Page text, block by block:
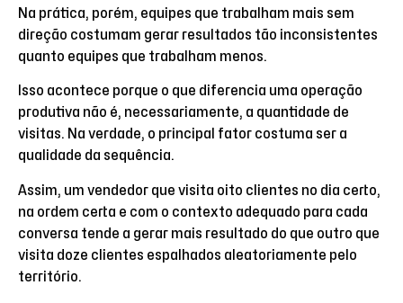
Na prática, porém, equipes que trabalham mais sem
direção costumam gerar resultados tão inconsistentes
quanto equipes que trabalham menos.
Isso acontece porque o que diferencia uma operação
produtiva não é, necessariamente, a quantidade de
visitas. Na verdade, o principal fator costuma ser a
qualidade da sequência.
Assim, um vendedor que visita oito clientes no dia certo,
na ordem certa e com o contexto adequado para cada
conversa tende a gerar mais resultado do que outro que
visita doze clientes espalhados aleatoriamente pelo
território.